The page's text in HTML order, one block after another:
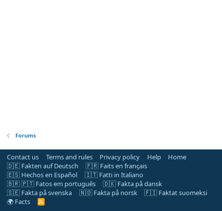
Forums
Contact us Terms and rules Privacy policy Help
Home
🇩🇪 Fakten auf Deutsch
🇫🇷 Faits en français
🇪🇸 Hechos en Español
🇮🇹 Fatti in Italiano
🇧🇷 🇵🇹 Fatos em português
🇩🇰 Fakta på dansk
🇸🇪 Fakta på svenska
🇳🇴 Fakta på norsk
🇫🇮 Faktat suomeksi
🌍 Facts
R